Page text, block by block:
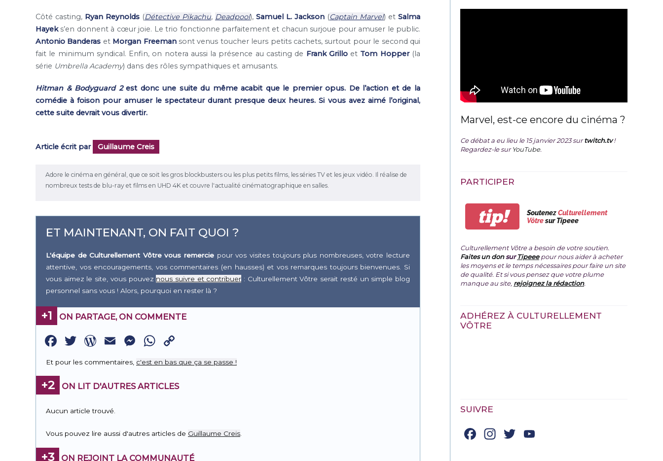
Côté casting, Ryan Reynolds (Détective Pikachu, Deadpool), Samuel L. Jackson (Captain Marvel) et Salma
Hayeks’en donnent à cœur joie. Le trio fonctionne parfaitement et chacun surjoue pour amuser le public.
Antonio Banderas et Morgan Freemansont venus toucher leurs petits cachets, surtout pour le second qui
fait le minimum syndical. Enfin, on notera aussi la présence au casting de Frank Grilloet Tom Hopper(la
série Umbrella Academy) dans des rôles sympathiques et amusants.
Hitman & Bodyguard 2est donc une suite du même acabit que le premier opus. De l’action et de la
comédie à foison pour amuser le spectateur durant presque deux heures. Si vous avez aimé l’original,
cette suite devrait vous divertir.
Article écrit par Guillaume Creis
Adore le cinéma en général, que ce soit les gros blockbusters ou les plus petits films, les séries TV et les jeux vidéo. Il réalise de
nombreux tests de blu-ray et films en UHD 4K et couvre l'actualité cinématographique en salles.
ET MAINTENANT, ON FAIT QUOI ?
L'équipe de Culturellement Vôtre vous remercie pour vos visites toujours plus nombreuses, votre lecture
attentive, vos encouragements, vos commentaires (en hausses) et vos remarques toujours bienvenues. Si
vous aimez le site, vous pouvez nous suivre et contribuer : Culturellement Vôtre serait resté un simple blog
personnel sans vous ! Alors, pourquoi en rester là ?
+1 ON PARTAGE, ON COMMENTE
Facebook
Twitter
WordPress
EmailMessenger
WhatsApp
Link
Et pour les commentaires, c'est en bas que ça se passe !
+2 ON LIT D'AUTRES ARTICLES
Aucun article trouvé.
Vous pouvez lire aussi d'autres articles de Guillaume Creis.
+3 ON REJOINT LA COMMUNAUTÉ
Marvel, est-ce encore du cinéma ?
Ce débat a eu lieu le 15 janvier 2023 surtwitch.tv !
Regardez-le surYouTube.
PARTICIPER
tip! SoutenezCulturellement
Vôtresur Tipeee
Culturellement Vôtre a besoin de votre soutien.
Faites un donsurTipeeepour nous aider à acheter
les moyens et le temps nécessaires pour faire un site
de qualité. Et si vous pensez que votre plume
manque au site, rejoignez la rédaction.
ADHÉREZ À CULTURELLEMENT
VÔTRE
SUIVRE
Facebook
Instagram
Twitter